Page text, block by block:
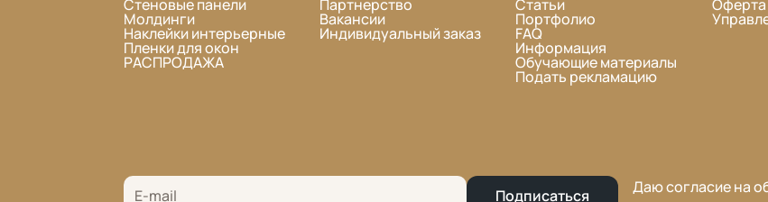
Стеновые панели
Молдинги
Наклейки интерьерные
Пленки для окон
РАСПРОДАЖА
Партнерство
Вакансии
Индивидуальный заказ
Статьи
Портфолио
FAQ
Информация
Обучающие материалы
Подать рекламацию
Оферта
Подписаться
Даю согласие на